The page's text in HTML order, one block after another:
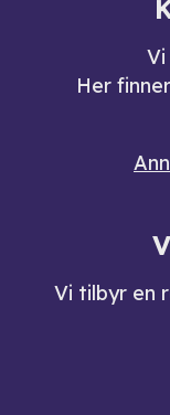
Her
Vi tilbyr en